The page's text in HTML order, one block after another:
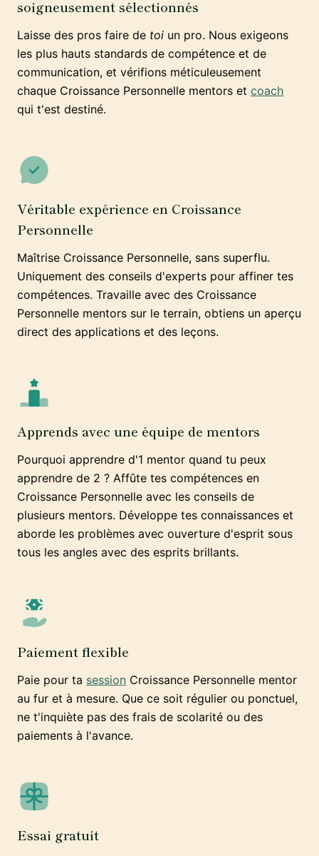
soigneusement sélectionnés
Laisse des pros faire de toi un pro. Nous exigeons
les plus hauts standards de compétence et de
communication, et vérifions méticuleusement
chaque Croissance Personnelle mentors et coach
qui t'est destiné.
Véritable expérience en Croissance
Personnelle
Maîtrise Croissance Personnelle, sans superflu.
Uniquement des conseils d'experts pour affiner tes
compétences. Travaille avec des Croissance
Personnelle mentors sur le terrain, obtiens un aperçu
direct des applications et des leçons.
Apprends avec une équipe de mentors
Pourquoi apprendre d'1 mentor quand tu peux
apprendre de 2 ? Affûte tes compétences en
Croissance Personnelle avec les conseils de
plusieurs mentors. Développe tes connaissances et
aborde les problèmes avec ouverture d'esprit sous
tous les angles avec des esprits brillants.
Paiement flexible
Paie pour ta session Croissance Personnelle mentor
au fur et à mesure. Que ce soit régulier ou ponctuel,
ne t'inquiète pas des frais de scolarité ou des
paiements à l'avance.
Essai gratuit